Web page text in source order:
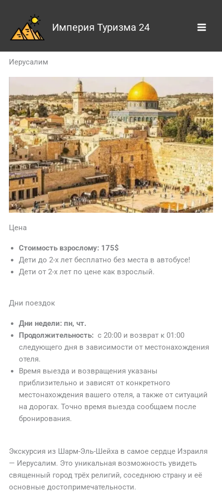
content
Империя Туризма 24
Иерусалим
Цена
Стоимость взрослому: 175$
Дети до 2-х лет бесплатно без места в автобусе!
Дети от 2-х лет по цене как взрослый.
Дни поездок
Дни недели: пн, чт.
Продолжительность: с 20:00 и возврат к 01:00
следующего дня в зависимости от местонахождения
отеля.
Время выезда и возвращения указаны
приблизительно и зависят от конкретного
местонахождения вашего отеля, а также от ситуаций
на дорогах. Точно время выезда сообщаем после
бронирования.
Экскурсия из Шарм-Эль-Шейха в самое сердце Израиля
— Иерусалим. Это уникальная возможность увидеть
священный город трёх религий, соседнюю страну и её
основные достопримечательности.